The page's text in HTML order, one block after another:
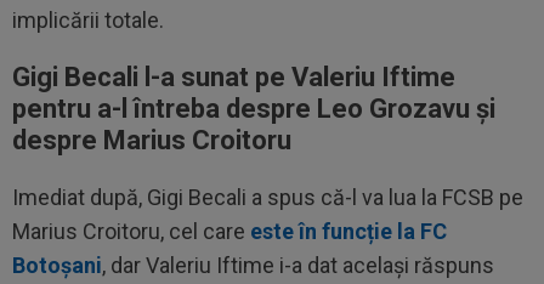
implicării totale.
Gigi Becali l-a sunat pe Valeriu Iftime
pentru a-l întreba despre Leo Grozavu și
despre Marius Croitoru
Imediat după, Gigi Becali a spus că-l va lua la FCSB pe
Marius Croitoru, cel care este în funcție la FC
Botoșani, dar Valeriu Iftime i-a dat același răspuns